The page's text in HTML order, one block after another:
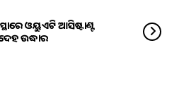
ଓୟୁଏଟି ଆସିଷ୍ଟାଣ୍ଟ
ଉଦ୍ଧାର